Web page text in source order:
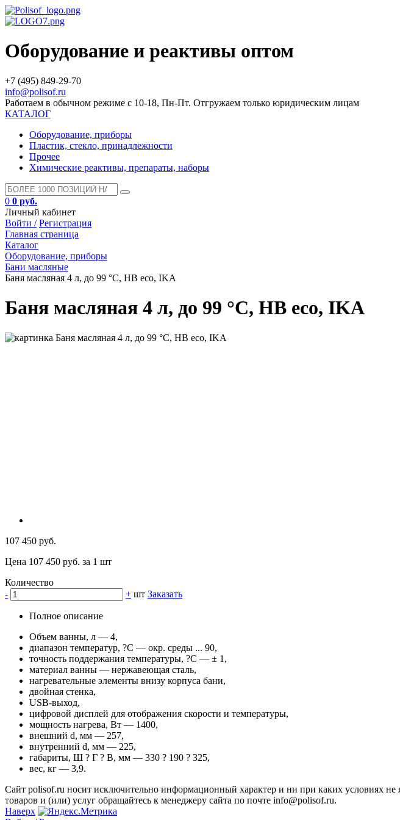
Оборудование и реактивы оптом
+7 (495) 849-29-70
info@polisof.ru
Работаем в обычном режиме с 10-18, Пн-Пт. Отгружаем только юридическим лицам
КАТАЛОГ
Оборудование, приборы
Пластик, стекло, принадлежности
Прочее
Химические реактивы, препараты, наборы
0 0 руб.
Личный кабинет
Войти / Регистрация
Главная страница
Каталог
Оборудование, приборы
Бани масляные
Баня масляная 4 л, до 99 °С, HB eco, IKA
Баня масляная 4 л, до 99 °С, HB eco, IKA
107 450 руб.
Цена 107 450 руб. за 1 шт
Количество
-
+ шт Заказать
Полное описание
Объем ванны, л — 4,
диапазон температур, ?С — окр. среды ... 90,
точность поддержания температуры, ?С — ± 1,
материал ванны — нержавеющая сталь,
нагревательные элементы внизу корпуса бани,
двойная стенка,
USB-выход,
цифровой дисплей для отображения скорости и температуры,
мощность нагрева, Вт — 1400,
внешний d, мм — 257,
внутренний d, мм — 225,
габариты, Ш ? Г ? В, мм — 330 ? 190 ? 325,
вес, кг — 3,9.
Сайт polisof.ru носит исключительно информационный характер и ни при каких условиях
товаров и (или) услуг обращайтесь к менеджеру сайта по почте info@polisof.ru.
Наверх